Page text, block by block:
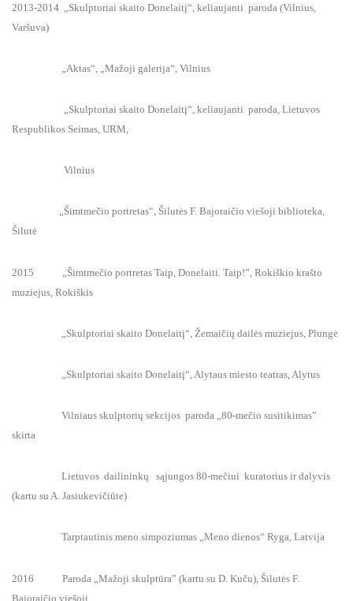
2013-2014 „Skulptoriai skaito Donelaitį“, keliaujanti paroda (Vilnius,
Varšuva)
„Aktas“, „Mažoji galerija“, Vilnius
„Skulptoriai skaito Donelaitį“, keliaujanti paroda, Lietuvos
Respublikos Seimas, URM,
Vilnius
„Šimtmečio portretas“, Šilutės F. Bajoraičio viešoji biblioteka,
Šilutė
2015 „Šimtmečio portretas Taip, Donelaiti. Taip!”, Rokiškio krašto
muziejus, Rokiškis
„Skulptoriai skaito Donelaitį“, Žemaičių dailės muziejus, Plungė
„Skulptoriai skaito Donelaitį“, Alytaus miesto teatras, Alytus
Vilniaus skulptorių sekcijos paroda „80-mečio susitikimas”
skirta
Lietuvos dailininkų sąjungos 80-mečiui kuratorius ir dalyvis
(kartu su A. Jasiukevičiūte)
Tarptautinis meno simpoziumas „Meno dienos“ Ryga, Latvija
2016 Paroda „Mažoji skulptūra” (kartu su D. Kuču), Šilutės F.
Bajoraičio viešoji